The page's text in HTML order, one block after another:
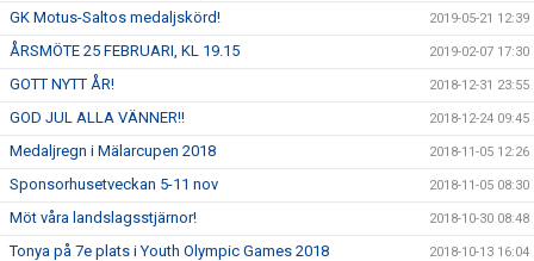
GK Motus-Saltos medaljskörd! 2019-05-21 12:39
ÅRSMÖTE 25 FEBRUARI, KL 19.15 2019-02-07 17:30
GOTT NYTT ÅR! 2018-12-31 23:55
GOD JUL ALLA VÄNNER!! 2018-12-24 09:45
Medaljregn i Mälarcupen 2018 2018-11-05 12:26
Sponsorhusetveckan 5-11 nov 2018-11-05 08:30
Möt våra landslagsstjärnor! 2018-10-30 08:48
Tonya på 7e plats i Youth Olympic Games 2018 2018-10-13 16:04